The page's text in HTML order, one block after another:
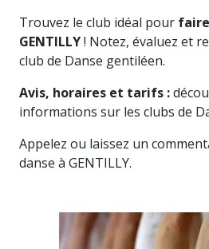
Trouvez le club idéal pour
GENTILLY! Notez, évaluez et
club de Danse gentiléen.
Avis, horaires et tarifs :
informations sur les clubs de
Appelez ou laissez un
danse à GENTILLY.